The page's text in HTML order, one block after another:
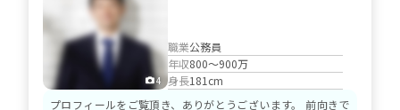
4
職業公務員
年収800～900万
身長181cm
プロフィールをご覧頂き、ありがとうございます。 前向きで